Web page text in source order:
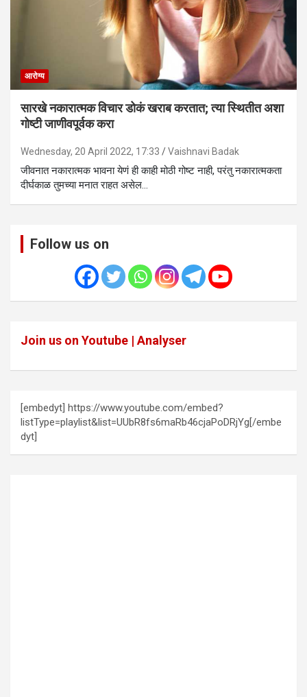
आरोग्य
सारखे नकारात्मक विचार डोकं खराब करतात; त्या स्थितीत अशा
गोष्टी जाणीवपूर्वक करा
Wednesday, 20 April 2022, 17:33 Vaishnavi Badak
जीवनात नकारात्मक भावना येणं ही काही मोठी गोष्ट नाही, परंतु नकारात्मकता
दीर्घकाळ तुमच्या मनात राहत असेल…
Follow us on
Join us on Youtube | Analyser
[embedyt] https://www.youtube.com/embed?
listType=playlist&list=UUbR8fs6maRb46cjaPoDRjYg[/embe
dyt]